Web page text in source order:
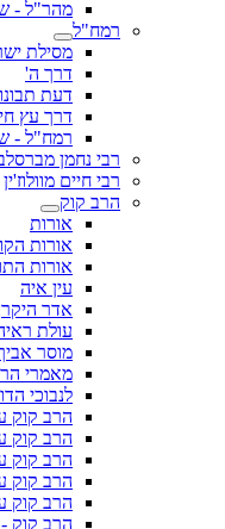
מהר"ל -
רמח"ל
מסילת
דרך ה'
דעת
דרך עץ
רמח"ל -
רבי נחמן
רבי חיים מוולוז'ין
הרב קוק
אורות
אורות
אורות
עין איה
אדר
עולת
מוסר
מאמרי
לנבוכי
הרב קוק
הרב קוק
הרב קוק
הרב קוק
הרב קוק
הרב קוק -